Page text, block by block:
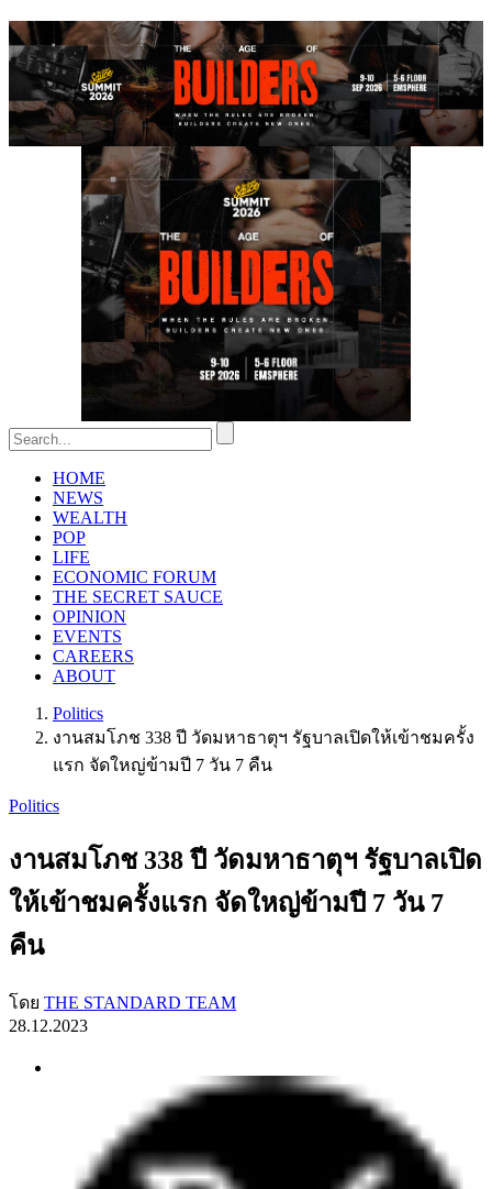
HOME
NEWS
WEALTH
POP
LIFE
ECONOMIC FORUM
THE SECRET SAUCE​
OPINION
EVENTS
CAREERS
ABOUT
Politics
งานสมโภช 338 ปี วัดมหาธาตุฯ รัฐบาลเปิดให้เข้าชมครั้ง
แรก จัดใหญ่ข้ามปี 7 วัน 7 คืน
Politics
งานสมโภช 338 ปี วัดมหาธาตุฯ รัฐบาลเปิด
ให้เข้าชมครั้งแรก จัดใหญ่ข้ามปี 7 วัน 7
คืน
โดย THE STANDARD TEAM
28.12.2023